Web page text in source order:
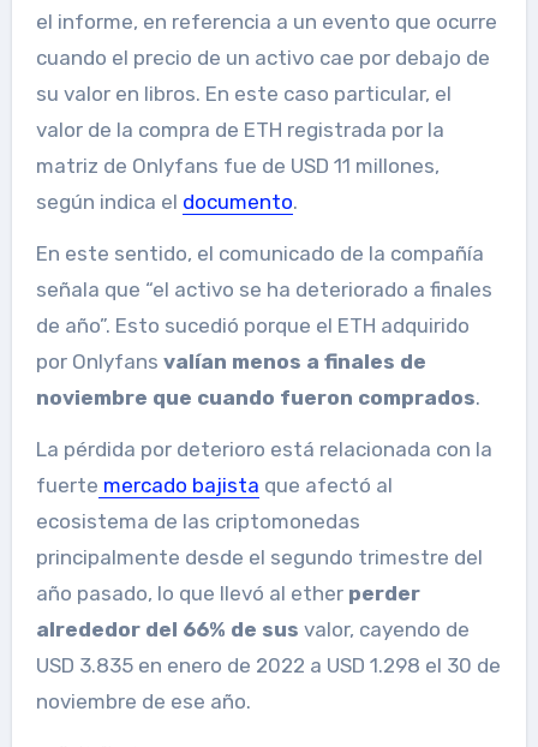
el informe, en referencia a un evento que ocurre
cuando el precio de un activo cae por debajo de
su valor en libros. En este caso particular, el
valor de la compra de ETH registrada por la
matriz de Onlyfans fue de USD 11 millones,
según indica el documento.
En este sentido, el comunicado de la compañía
señala que “el activo se ha deteriorado a finales
de año”. Esto sucedió porque el ETH adquirido
por Onlyfans valían menos a finales de
noviembre que cuando fueron comprados.
La pérdida por deterioro está relacionada con la
fuerte mercado bajista que afectó al
ecosistema de las criptomonedas
principalmente desde el segundo trimestre del
año pasado, lo que llevó al ether perder
alrededor del 66% de sus valor, cayendo de
USD 3.835 en enero de 2022 a USD 1.298 el 30 de
noviembre de ese año.